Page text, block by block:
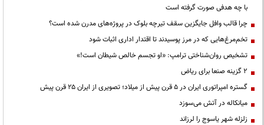
با چه هدفی صورت گرفته است
چرا قالب وافل جایگزین سقف تیرچه بلوک در پروژه‌های مدرن شده است؟
تخم‌مرغ‌هایی که در مرز پوسیدند تا اقتدار اداری اثبات شود
تشخیص روان‌شناختی ترامپ: «او تجسم خالص شیطان است!»
۲ گزینه صنعا برای ریاض
گستره امپراتوری ایران در ۵ قرن پیش از میلاد؛ تصویری از ایران ۲۵ قرن پیش
میانکاله در آتش می‌سوزد
زلزله شهر یاسوج را لرزاند